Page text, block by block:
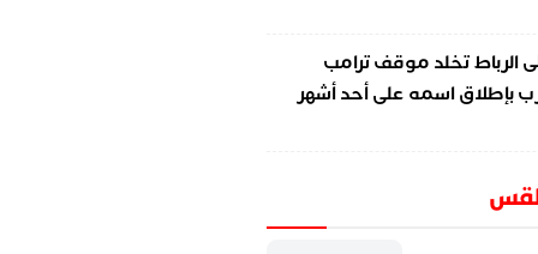
الرباط تخلد موقف ترامب
بإطلاق اسمه على أحد أشهر